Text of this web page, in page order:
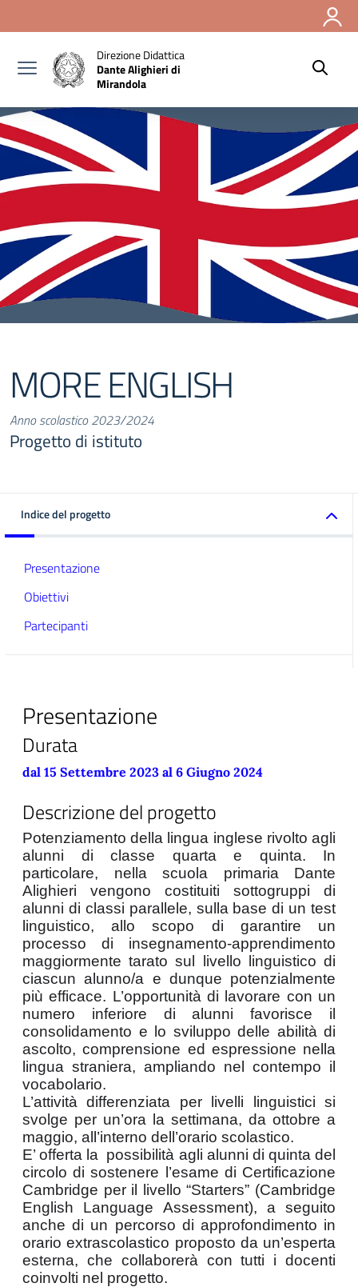
Direzione Didattica
Dante Alighieri di
Mirandola
MORE ENGLISH
Anno scolastico 2023/2024
Progetto di istituto
Indice del progetto
Presentazione
Obiettivi
Partecipanti
Presentazione
Durata
dal 15 Settembre 2023 al 6 Giugno 2024
Descrizione del progetto
Potenziamento della lingua inglese rivolto agli
alunni di classe quarta e quinta. In
particolare, nella scuola primaria Dante
Alighieri vengono costituiti sottogruppi di
alunni di classi parallele, sulla base di un test
linguistico, allo scopo di garantire un
processo di insegnamento-apprendimento
maggiormente tarato sul livello linguistico di
ciascun alunno/a e dunque potenzialmente
più efficace. L’opportunità di lavorare con un
numero inferiore di alunni favorisce il
consolidamento e lo sviluppo delle abilità di
ascolto, comprensione ed espressione nella
lingua straniera, ampliando nel contempo il
vocabolario.
L’attività differenziata per livelli linguistici si
svolge per un’ora la settimana, da ottobre a
maggio, all’interno dell’orario scolastico.
E’ offerta la  possibilità agli alunni di quinta del
circolo di sostenere l’esame di Certificazione
Cambridge per il livello “Starters” (Cambridge
English Language Assessment), a seguito
anche di un percorso di approfondimento in
orario extrascolastico proposto da un’esperta
esterna, che collaborerà con tutti i docenti
coinvolti nel progetto.